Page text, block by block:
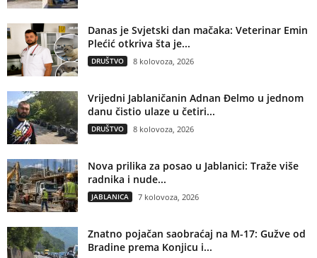
Danas je Svjetski dan mačaka: Veterinar Emin
Plećić otkriva šta je...
DRUŠTVO 8 kolovoza, 2026
Vrijedni Jablaničanin Adnan Đelmo u jednom
danu čistio ulaze u četiri...
DRUŠTVO 8 kolovoza, 2026
Nova prilika za posao u Jablanici: Traže više
radnika i nude...
JABLANICA 7 kolovoza, 2026
Znatno pojačan saobraćaj na M-17: Gužve od
Bradine prema Konjicu i...